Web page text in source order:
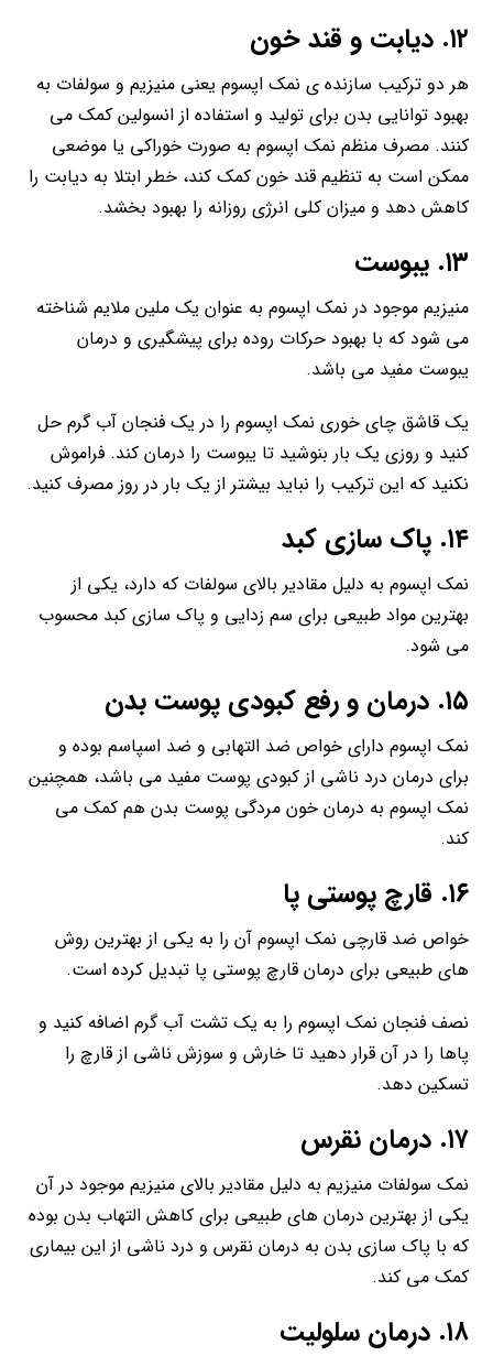
۱۲. دیابت و قند خون
هر دو ترکیب سازنده ی نمک اپسوم یعنی منیزیم و سولفات به
بهبود توانایی بدن برای تولید و استفاده از انسولین کمک می
کنند. مصرف منظم نمک اپسوم به صورت خوراکی یا موضعی
ممکن است به تنظیم قند خون کمک کند، خطر ابتلا به دیابت را
کاهش دهد و میزان کلی انرژی روزانه را بهبود بخشد.
۱۳. یبوست
منیزیم موجود در نمک اپسوم به عنوان یک ملین ملایم شناخته
می شود که با بهبود حرکات روده برای پیشگیری و درمان
یبوست مفید می باشد.
یک قاشق چای خوری نمک اپسوم را در یک فنجان آب گرم حل
کنید و روزی یک بار بنوشید تا یبوست را درمان کند. فراموش
نکنید که این ترکیب را نباید بیشتر از یک بار در روز مصرف کنید.
۱۴. پاک سازی کبد
نمک اپسوم به دلیل مقادیر بالای سولفات که دارد، یکی از
بهترین مواد طبیعی برای سم زدایی و پاک سازی کبد محسوب
می شود.
۱۵. درمان و رفع کبودی پوست بدن
نمک اپسوم دارای خواص ضد التهابی و ضد اسپاسم بوده و
برای درمان درد ناشی از کبودی پوست مفید می باشد، همچنین
نمک اپسوم به درمان خون مردگی پوست بدن هم کمک می
کند.
۱۶. قارچ پوستی پا
خواص ضد قارچی نمک اپسوم آن را به یکی از بهترین روش
های طبیعی برای درمان قارچ پوستی پا تبدیل کرده است.
نصف فنجان نمک اپسوم را به یک تشت آب گرم اضافه کنید و
پاها را در آن قرار دهید تا خارش و سوزش ناشی از قارچ را
تسکین دهد.
۱۷. درمان نقرس
نمک سولفات منیزیم به دلیل مقادیر بالای منیزیم موجود در آن
یکی از بهترین درمان های طبیعی برای کاهش التهاب بدن بوده
که با پاک سازی بدن به درمان نقرس و درد ناشی از این بیماری
کمک می کند.
۱۸. درمان سلولیت